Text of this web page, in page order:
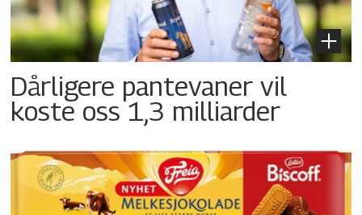
Dårligere pantevaner vil
koste oss 1,3 milliarder